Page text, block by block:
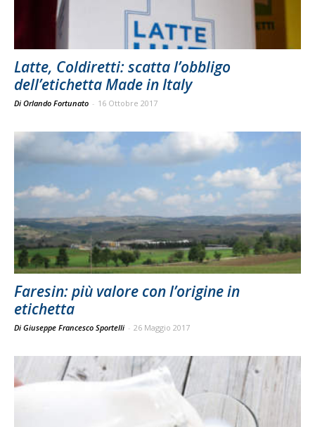
Latte, Coldiretti: scatta l’obbligo
dell’etichetta Made in Italy
Di Orlando Fortunato - 16 Ottobre 2017
Faresin: più valore con l’origine in
etichetta
Di Giuseppe Francesco Sportelli - 26 Maggio 2017